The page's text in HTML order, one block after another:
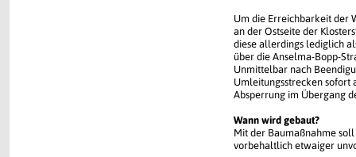
Um die Erreichbarkeit der
an der Ostseite der
diese allerdings lediglich
über die Anselma-Bopp-
Unmittelbar nach
Umleitungsstrecken sofort
Absperrung im Übergang
Wann wird gebaut?
Mit der Baumaßnahme
vorbehaltlich etwaiger